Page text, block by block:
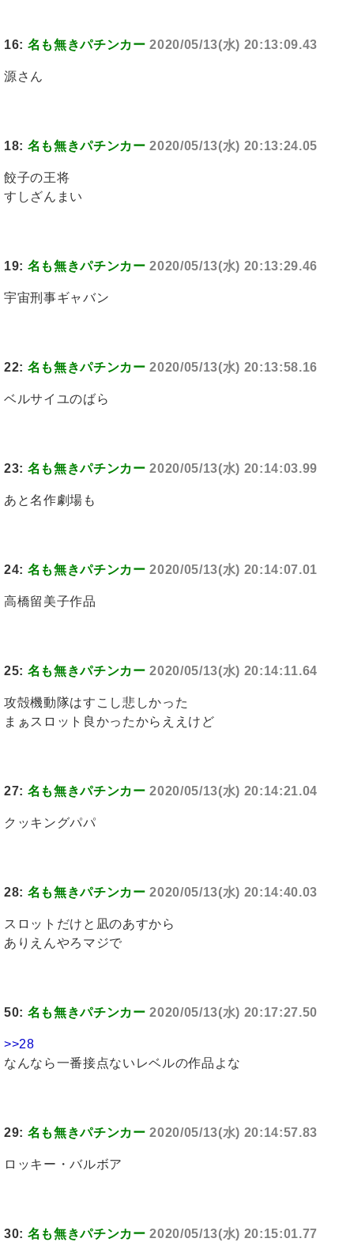
16: 名も無きパチンカー 2020/05/13(水) 20:13:09.43
源さん
18: 名も無きパチンカー 2020/05/13(水) 20:13:24.05
餃子の王将
すしざんまい
19: 名も無きパチンカー 2020/05/13(水) 20:13:29.46
宇宙刑事ギャバン
22: 名も無きパチンカー 2020/05/13(水) 20:13:58.16
ベルサイユのばら
23: 名も無きパチンカー 2020/05/13(水) 20:14:03.99
あと名作劇場も
24: 名も無きパチンカー 2020/05/13(水) 20:14:07.01
高橋留美子作品
25: 名も無きパチンカー 2020/05/13(水) 20:14:11.64
攻殻機動隊はすこし悲しかった
まぁスロット良かったからええけど
27: 名も無きパチンカー 2020/05/13(水) 20:14:21.04
クッキングパパ
28: 名も無きパチンカー 2020/05/13(水) 20:14:40.03
スロットだけと凪のあすから
ありえんやろマジで
50: 名も無きパチンカー 2020/05/13(水) 20:17:27.50
>>28
なんなら一番接点ないレベルの作品よな
29: 名も無きパチンカー 2020/05/13(水) 20:14:57.83
ロッキー・バルボア
30: 名も無きパチンカー 2020/05/13(水) 20:15:01.77